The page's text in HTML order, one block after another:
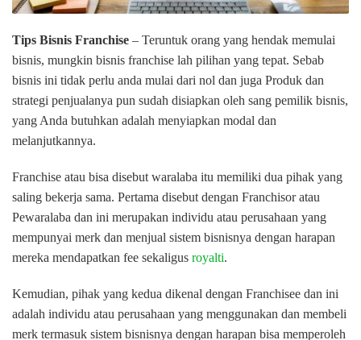
Tips Bisnis Franchise – Teruntuk orang yang hendak memulai
bisnis, mungkin bisnis franchise lah pilihan yang tepat. Sebab
bisnis ini tidak perlu anda mulai dari nol dan juga Produk dan
strategi penjualanya pun sudah disiapkan oleh sang pemilik bisnis,
yang Anda butuhkan adalah menyiapkan modal dan
melanjutkannya.
Franchise atau bisa disebut waralaba itu memiliki dua pihak yang
saling bekerja sama. Pertama disebut dengan Franchisor atau
Pewaralaba dan ini merupakan individu atau perusahaan yang
mempunyai merk dan menjual sistem bisnisnya dengan harapan
mereka mendapatkan fee sekaligus royalti.
Kemudian, pihak yang kedua dikenal dengan Franchisee dan ini
adalah individu atau perusahaan yang menggunakan dan membeli
merk termasuk sistem bisnisnya dengan harapan bisa memperoleh